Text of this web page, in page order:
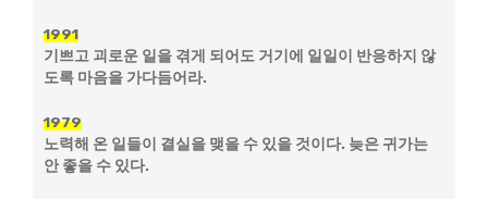
1991
기쁘고 괴로운 일을 겪게 되어도 거기에 일일이 반응하지 않
도록 마음을 가다듬어라.
1979
노력해 온 일들이 결실을 맺을 수 있을 것이다. 늦은 귀가는
안 좋을 수 있다.